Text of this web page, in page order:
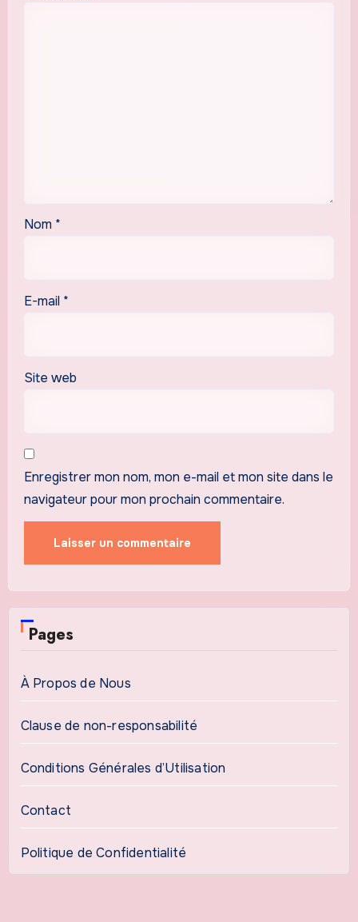
Nom *
E-mail *
Site web
Enregistrer mon nom, mon e-mail et mon site dans le
navigateur pour mon prochain commentaire.
Pages
À Propos de Nous
Clause de non-responsabilité
Conditions Générales d’Utilisation
Contact
Politique de Confidentialité